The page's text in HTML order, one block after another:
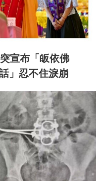
宣布「皈依佛
」忍不住淚崩